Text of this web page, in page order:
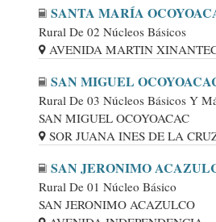
SANTA MARÍA
Rural De 02 Núcleos Básicos
AVENIDA MARTIN
SAN MIGUEL
Rural De 03 Núcleos Básicos Y
SAN MIGUEL OCOYOACAC
SOR JUANA INES DE LA
SAN JERONIMO
Rural De 01 Núcleo Básico
SAN JERONIMO ACAZULCO